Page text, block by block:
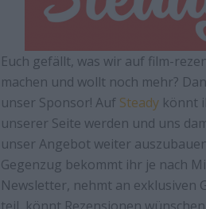
Euch gefällt, was wir auf film-
machen und wollt noch mehr?
unser Sponsor! Auf Steady könnt
unserer Seite werden und uns
unser Angebot weiter
Gegenzug bekommt ihr je nach
Newsletter, nehmt an exklusiven